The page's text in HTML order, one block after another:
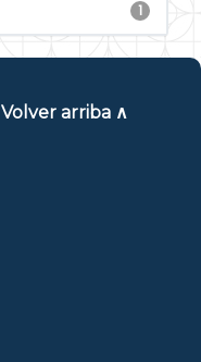
1
Volver arriba ∧